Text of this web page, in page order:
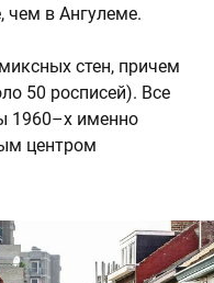
чем в Ангулеме.
стен, причем
50 росписей). Все
1960–х именно
центром